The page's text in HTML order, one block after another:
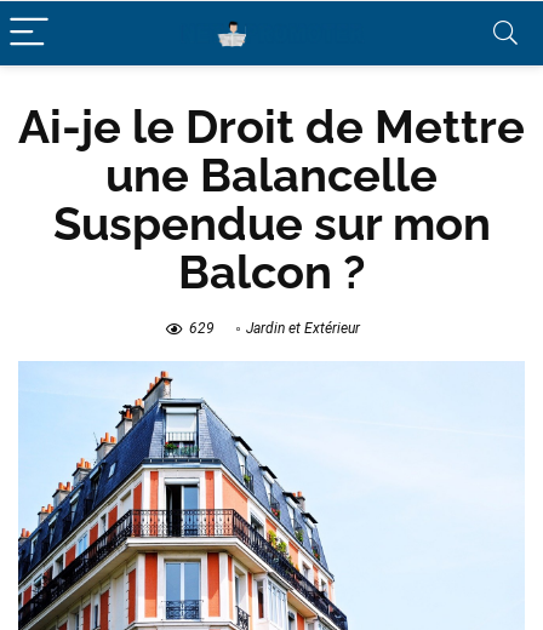
Ai-je le Droit de Mettre
une Balancelle
Suspendue sur mon
Balcon ?
629 Jardin et Extérieur